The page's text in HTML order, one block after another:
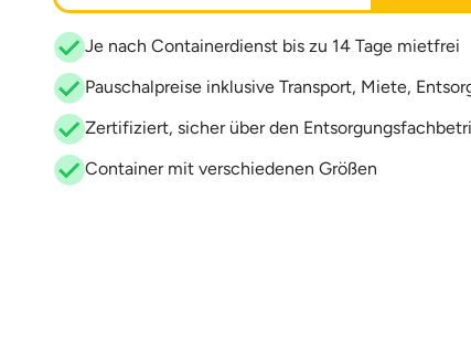
Je nach Containerdienst bis zu 14 Tage mietfrei
Pauschalpreise inklusive Transport, Miete,
Zertifiziert, sicher über den
Container mit verschiedenen Größen